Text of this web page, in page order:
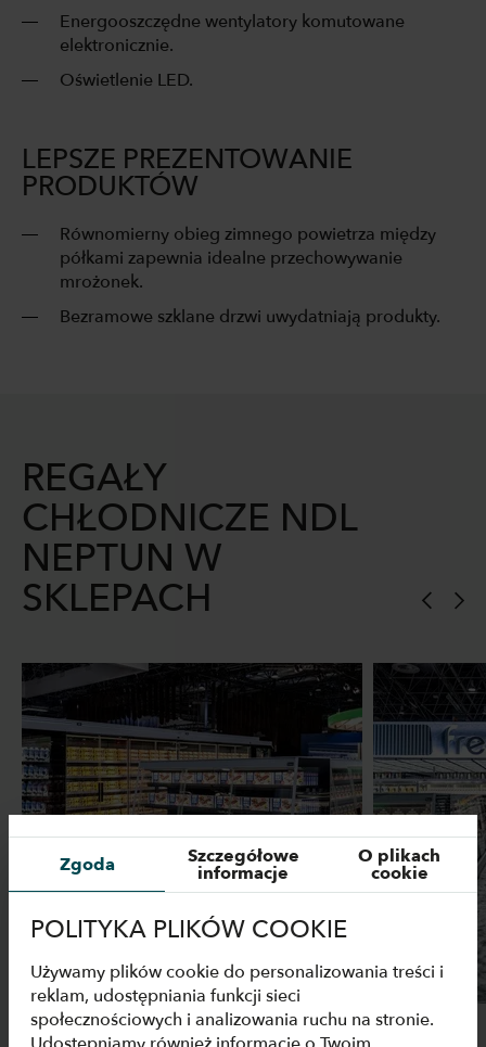
Energooszczędne wentylatory komutowane
elektronicznie.
Oświetlenie LED.
LEPSZE PREZENTOWANIE
PRODUKTÓW
Równomierny obieg zimnego powietrza między
półkami zapewnia idealne przechowywanie
mrożonek.
Bezramowe szklane drzwi uwydatniają produkty.
REGAŁY
CHŁODNICZE NDL
NEPTUN W
SKLEPACH
Zgoda Szczegółowe
informacje
O plikach
cookie
POLITYKA PLIKÓW COOKIE
Używamy plików cookie do personalizowania treści i
reklam, udostępniania funkcji sieci
społecznościowych i analizowania ruchu na stronie.